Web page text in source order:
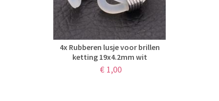
4x Rubberen lusje voor brillen
ketting 19x4.2mm wit
€ 1,00